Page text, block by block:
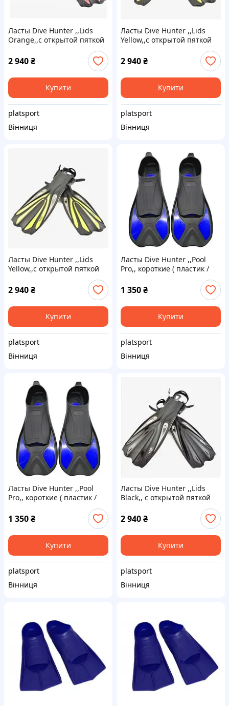
Ласты Dive Hunter ,,Lids
Orange,,с открытой пяткой
под босую ногу, носок или
...
2 940₴
Купити
platsport
Вінниця
Ласты Dive Hunter ,,Lids
Yellow,,с открытой пяткой
под босую ногу, носок или
...
2 940₴
Купити
platsport
Вінниця
Ласты Dive Hunter ,,Lids
Yellow,,с открытой пяткой
под босую ногу, носок или
...
2 940₴
Купити
platsport
Вінниця
Ласты Dive Hunter ,,Pool
Pro,, короткие ( пластик /
резина ) для плавания на ...
1 350₴
Купити
platsport
Вінниця
Ласты Dive Hunter ,,Pool
Pro,, короткие ( пластик /
резина ) для плавания на ...
1 350₴
Купити
platsport
Вінниця
Ласты Dive Hunter ,,Lids
Black,, с открытой пяткой
под босую ногу, носок или
...
2 940₴
Купити
platsport
Вінниця